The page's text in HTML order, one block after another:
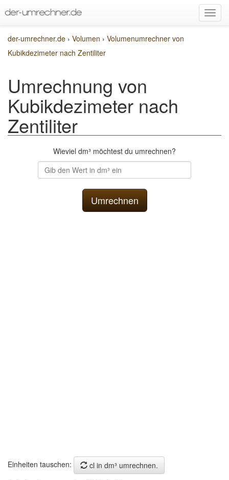
der-umrechner.de › Volumen › Volumenumrechner von
Kubikdezimeter nach Zentiliter
Umrechnung von
Kubikdezimeter nach
Zentiliter
Wieviel dm³ möchtest du umrechnen?
Einheiten tauschen:
cl in dm³ umrechnen.